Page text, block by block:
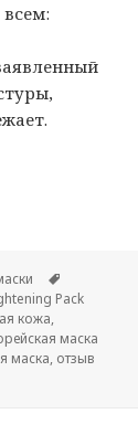
Pack
кожа,
маска
маска, отзыв